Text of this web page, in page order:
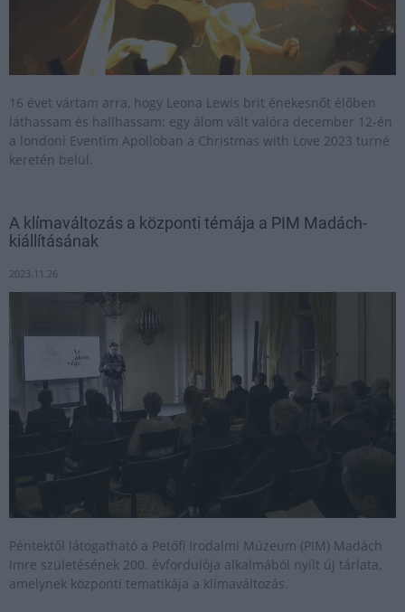
16 évet vártam arra, hogy Leona Lewis brit énekesnőt élőben
láthassam és hallhassam: egy álom vált valóra december 12-én
a londoni Eventim Apolloban a Christmas with Love 2023 turné
keretén belül.
A klímaváltozás a központi témája a PIM Madách-
kiállításának
2023.11.26
Péntektől látogatható a Petőfi Irodalmi Múzeum (PIM) Madách
Imre születésének 200. évfordulója alkalmából nyílt új tárlata,
amelynek központi tematikája a klímaváltozás.